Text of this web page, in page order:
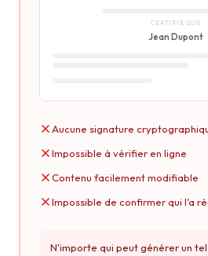
CERTIFIE QUE
Jean Dupont
Aucune signature
Impossible à vérifier en ligne
Contenu facilement modifiable
Impossible de confirmer qui l'a
N'importe qui peut générer un